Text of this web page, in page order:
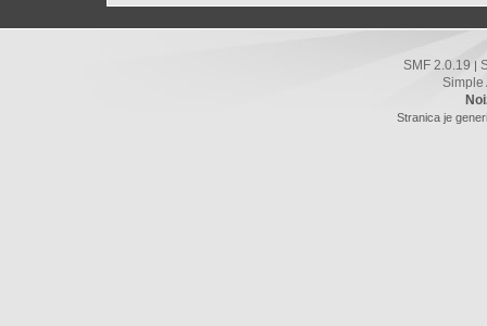
SMF 2.0.19 |
Simple
Stranica je